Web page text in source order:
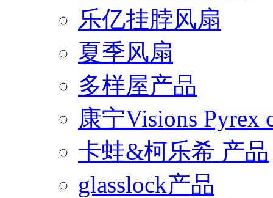
乐亿挂脖风扇
夏季风扇
多样屋产品
康宁Visions Pyrex
卡蛙&柯乐希 产品
glasslock产品